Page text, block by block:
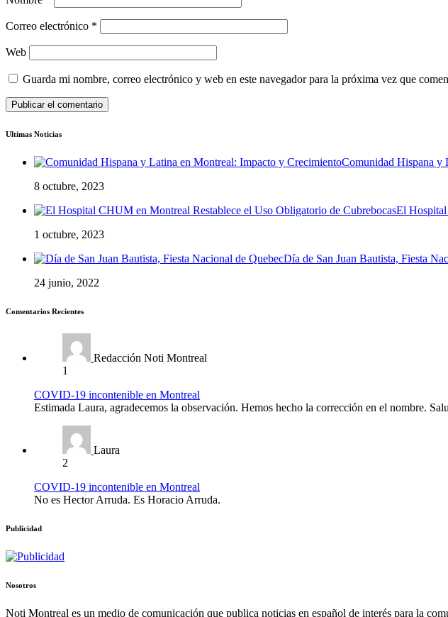
Correo electrónico *
Web
Guarda mi nombre, correo electrónico y web en este navegador para la próxima vez que
Ultimas Noticias
Comunidad Hispana y
8 octubre, 2023
El
1 octubre, 2023
Día de San Juan Bautista, Fiesta
24 junio, 2022
Comentarios Recientes
Redacción Noti Montreal
1
COVID-19 incontenible en Montreal
Estimada Laura, agradecemos la observación. Hemos hecho la corrección en el nombre.
Laura
2
COVID-19 incontenible en Montreal
No es Hector Arruda. Es Horacio Arruda.
Publicidad
Nosotros
Noti Montreal es un medio de comunicación que publica noticias en español de interés para la